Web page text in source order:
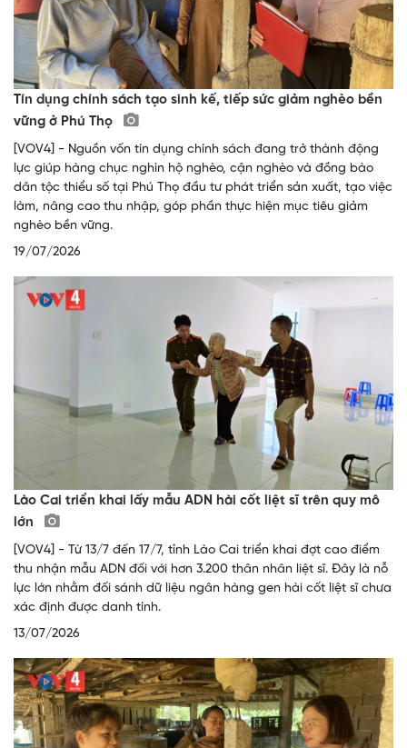
Tín dụng chính sách tạo sinh kế, tiếp sức giảm nghèo bền
vững ở Phú Thọ
[VOV4] - Nguồn vốn tín dụng chính sách đang trở thành động
lực giúp hàng chục nghìn hộ nghèo, cận nghèo và đồng bào
dân tộc thiểu số tại Phú Thọ đầu tư phát triển sản xuất, tạo việc
làm, nâng cao thu nhập, góp phần thực hiện mục tiêu giảm
nghèo bền vững.
19/07/2026
Lào Cai triển khai lấy mẫu ADN hài cốt liệt sĩ trên quy mô
lớn
[VOV4] - Từ 13/7 đến 17/7, tỉnh Lào Cai triển khai đợt cao điểm
thu nhận mẫu ADN đối với hơn 3.200 thân nhân liệt sĩ. Đây là nỗ
lực lớn nhằm đối sánh dữ liệu ngân hàng gen hài cốt liệt sĩ chưa
xác định được danh tính.
13/07/2026